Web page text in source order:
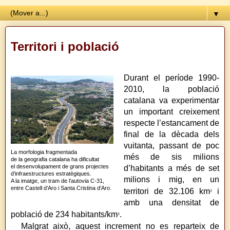
▼
Territori i població
La morfologia fragmentada
de la geografia catalana ha dificultat
el desenvolupament de grans projectes
d’infraestructures estratègiques.
A la imatge, un tram de l’autovia C-31,
entre Castell d’Aro i Santa Cristina d’Aro.
Durant el període 1990-
2010, la població
catalana va experimentar
un important creixement
respecte l’estancament de
final de la dècada dels
vuitanta, passant de poc
més de sis milions
d’habitants a més de set
milions i mig, en un
territori de 32.106 km2i
amb una densitat de
població de 234 habitants/km2.
Malgrat això, aquest increment no es reparteix de